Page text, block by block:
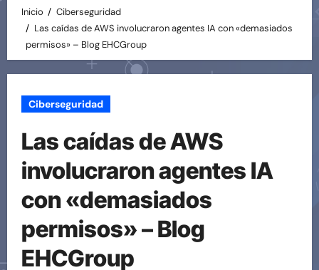
Inicio
Ciberseguridad
Las caídas de AWS involucraron agentes IA con «demasiados
permisos» – Blog EHCGroup
Ciberseguridad
Las caídas de AWS
involucraron agentes IA
con «demasiados
permisos» – Blog
EHCGroup